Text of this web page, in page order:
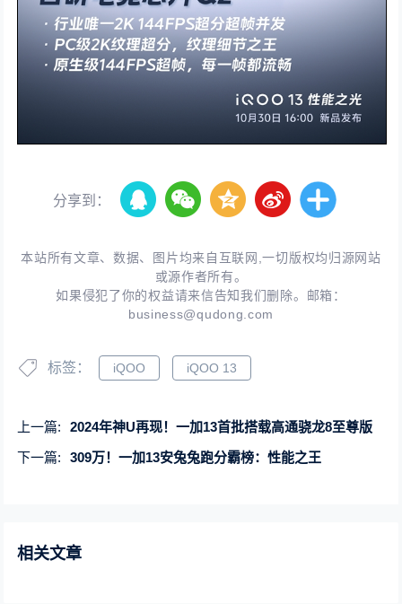
分享到：
本站所有文章、数据、图片均来自互联网,一切版权均归源网站
或源作者所有。
如果侵犯了你的权益请来信告知我们删除。邮箱：
business@qudong.com
标签： iQOO iQOO 13
上一篇:
2024年神U再现！一加13首批搭载高通骁龙8至尊版
下一篇:
309万！一加13安兔兔跑分霸榜：性能之王
相关文章